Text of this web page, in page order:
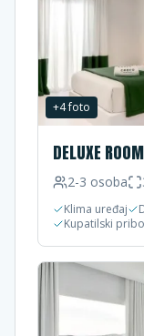
+4foto
DELUXE
2-3 osoba
Klima uređaj
Kupatilski